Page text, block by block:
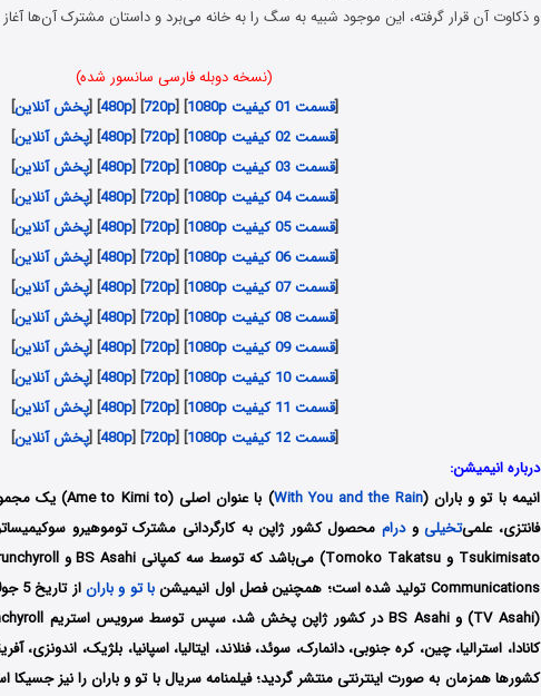
و ذکاوت آن قرار گرفته، این موجود شبیه به سگ را به خانه می‌برد و داستان مشترک آن‌ها
(نسخه دوبله فارسی سانسور شده)
[قسمت 01 کیفیت 1080p ] [
720p
] [
480p
] [پخش آنلاین]
[قسمت 02 کیفیت 1080p ] [
720p
] [
480p
] [پخش آنلاین]
[قسمت 03 کیفیت 1080p ] [
720p
] [
480p
] [پخش آنلاین]
[قسمت 04 کیفیت 1080p ] [
720p
] [
480p
] [پخش آنلاین]
[قسمت 05 کیفیت 1080p ] [
720p
] [
480p
] [پخش آنلاین]
[قسمت 06 کیفیت 1080p ] [
720p
] [
480p
] [پخش آنلاین]
[قسمت 07 کیفیت 1080p ] [
720p
] [
480p
] [پخش آنلاین]
[قسمت 08 کیفیت 1080p ] [
720p
] [
480p
] [پخش آنلاین]
[قسمت 09 کیفیت 1080p ] [
720p
] [
480p
] [پخش آنلاین]
[قسمت 10 کیفیت 1080p ] [
720p
] [
480p
] [پخش آنلاین]
[قسمت 11 کیفیت 1080p ] [
720p
] [
480p
] [پخش آنلاین]
[قسمت 12 کیفیت 1080p ] [
720p
] [
480p
] [پخش آنلاین]
درباره انیمیشن:
انیمه با تو و باران (With You and the Rain) با عنوان اصلی (Ame to Kimi to) یک مجموعه انیمیشن
فانتزی، علمی‌تخیلیودرام
Communications تولید شده است؛ همچنین فصل اول انیمیشن
با تو و باران
کانادا، استرالیا، چین، کره جنوبی، دانمارک، سوئد، فنلاند، ایتالیا، اسپانیا، بلژیک، اندونزی،
کشورها همزمان به صورت اینترنتی منتشر گردید؛ فیلمنامه سریال با تو و باران را نیز جسیکا